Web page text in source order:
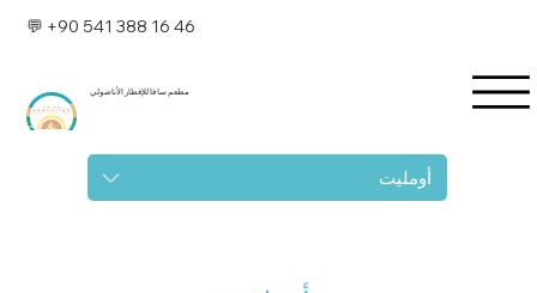
💬 +90 541 388 16 46
مطعم سا فا للإفطار الأناضولي
أومليت